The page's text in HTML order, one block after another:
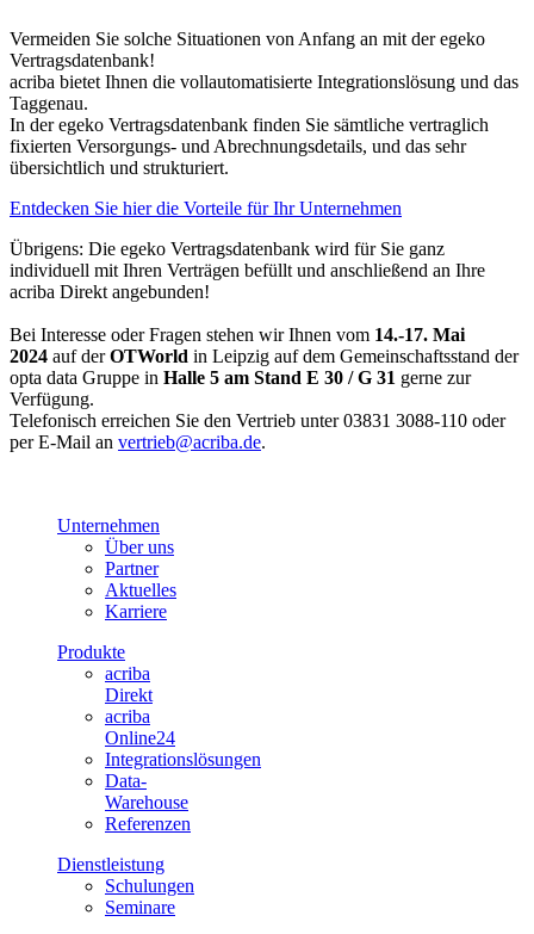
Vermeiden Sie solche Situationen von Anfang an mit der egeko
Vertragsdatenbank!
acriba bietet Ihnen die vollautomatisierte Integrationslösung und das
Taggenau.
In der egeko Vertragsdatenbank finden Sie sämtliche vertraglich
fixierten Versorgungs- und Abrechnungsdetails, und das sehr
übersichtlich und strukturiert.
Entdecken Sie hier die Vorteile für Ihr Unternehmen
Übrigens: Die egeko Vertragsdatenbank wird für Sie ganz
individuell mit Ihren Verträgen befüllt und anschließend an Ihre
acriba Direkt angebunden!
Bei Interesse oder Fragen stehen wir Ihnen vom 14.-17. Mai
2024 auf derOTWorld in Leipzig auf dem Gemeinschaftsstand der
opta data Gruppe in Halle 5 am Stand E 30 / G 31 gerne zur
Verfügung.
Telefonisch erreichen Sie den Vertrieb unter 03831 3088-110 oder
per E-Mail an vertrieb@acriba.de.
Unternehmen
Über uns
Partner
Aktuelles
Karriere
Produkte
acriba
Direkt
acriba
Online24
Integrationslösungen
Data-
Warehouse
Referenzen
Dienstleistung
Schulungen
Seminare